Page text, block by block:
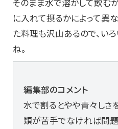
に入れて摂るかによって異
た料理も沢山あるので、い
ね。
編集部のコメント
水で割るとやや青々しさ
類が苦手でなければ問題